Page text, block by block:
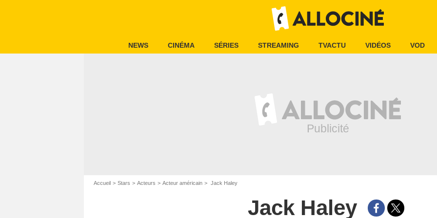
NEWS CINÉMA SÉRIES STREAMING TVACTU VIDÉOS VOD
Accueil Stars Acteurs Acteur américain Jack Haley
Jack Haley